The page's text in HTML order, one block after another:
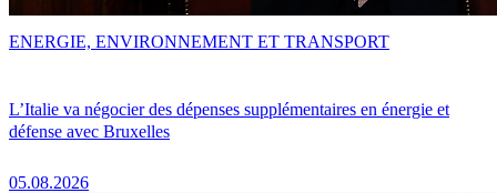
L’Italie va négocier des dépenses supplémentaires en énergie et
défense avec Bruxelles
05.08.2026
ENERGIE, ENVIRONNEMENT ET TRANSPORT